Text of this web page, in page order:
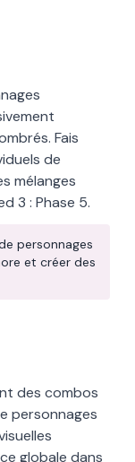
Fais
de
mélanges
3 : Phase 5.
personnages
et créer des
des combos
personnages
globale dans